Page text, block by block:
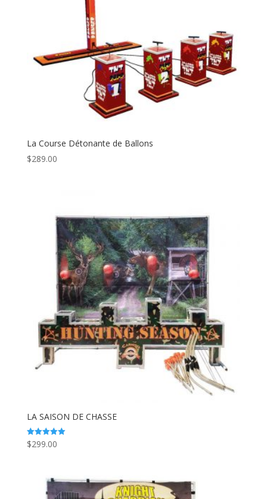
La Course Détonante de Ballons
$289.00
LA SAISON DE CHASSE
Note
5.00
$299.00